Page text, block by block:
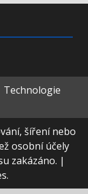
Technologie
šíření nebo
osobní účely
zakázáno. |